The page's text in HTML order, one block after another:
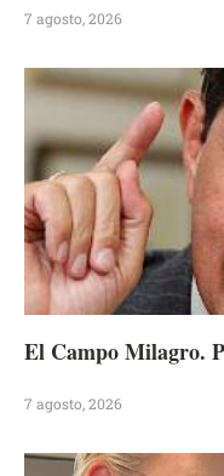
7 agosto, 2026
El Campo Milagro.
7 agosto, 2026